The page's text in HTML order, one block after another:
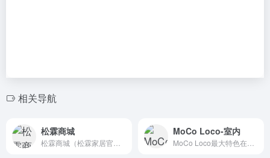
相关导航
松霖商城 MoCo Loco-室内